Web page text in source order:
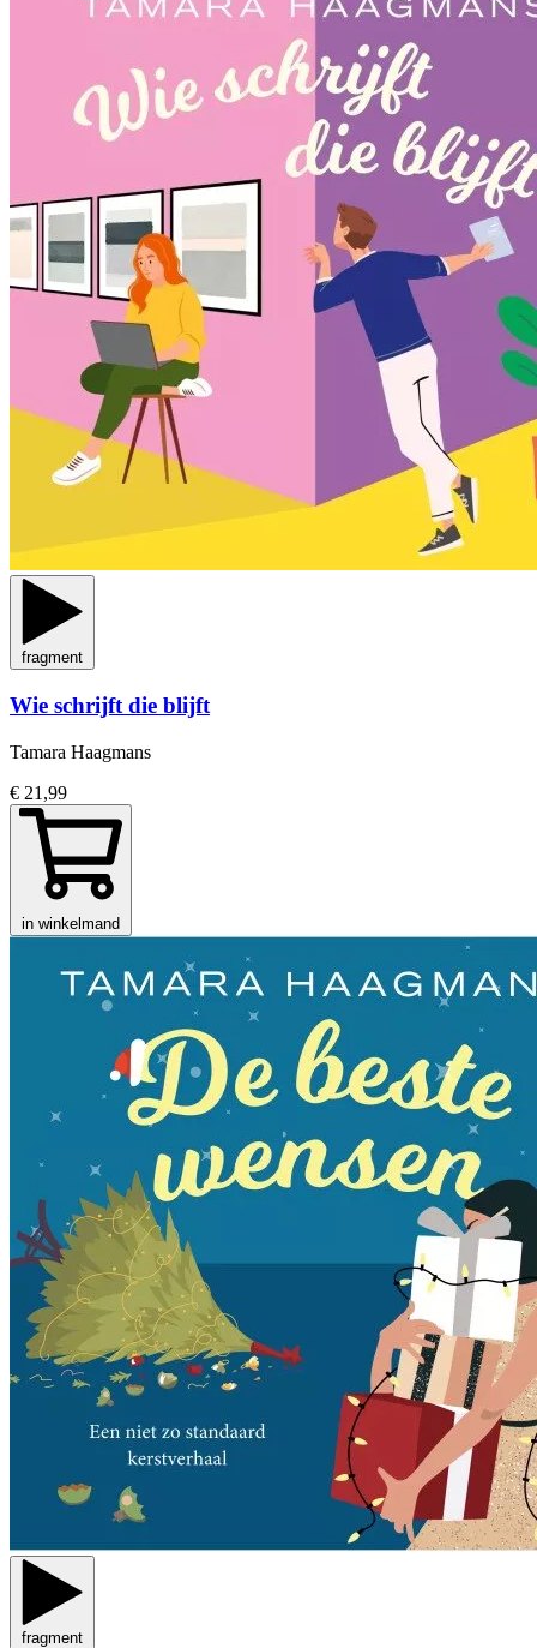
fragment
Wie schrijft die blijft
Tamara Haagmans
€ 21,99
in winkelmand
fragment